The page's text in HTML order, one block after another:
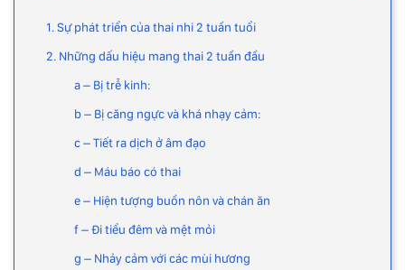
1. Sự phát triển của thai nhi 2 tuần tuổi
2. Những dấu hiệu mang thai 2 tuần đầu
a – Bị trễ kinh:
b – Bị căng ngực và khá nhạy cảm:
c – Tiết ra dịch ở âm đạo
d – Máu báo có thai
e – Hiện tượng buồn nôn và chán ăn
f – Đi tiểu đêm và mệt mỏi
g – Nhảy cảm với các mùi hương